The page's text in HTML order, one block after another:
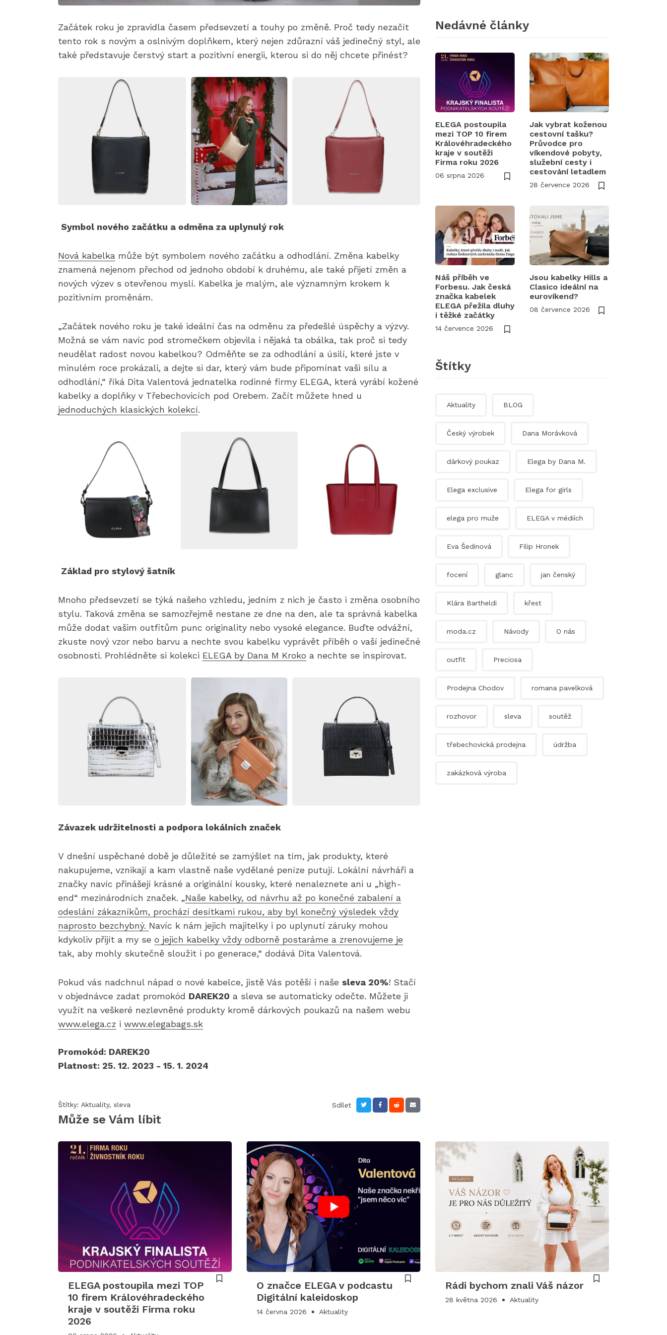
Začátek roku je zpravidla časem předsevzetí a touhy po změně. Proč tedy nezačít
tento rok s novým a oslnivým doplňkem, který nejen zdůrazní váš jedinečný styl, ale
také představuje čerstvý start a pozitivní energii, kterou si do něj chcete přinést?
Symbol nového začátku a odměna za uplynulý rok
Nová kabelka může být symbolem nového začátku a odhodlání. Změna kabelky
znamená nejenom přechod od jednoho období k druhému, ale také přijetí změn a
nových výzev s otevřenou myslí. Kabelka je malým, ale významným krokem k
pozitivním proměnám.
„Začátek nového roku je také ideální čas na odměnu za předešlé úspěchy a výzvy.
Možná se vám navíc pod stromečkem objevila i nějaká ta obálka, tak proč si tedy
neudělat radost novou kabelkou? Odměňte se za odhodlání a úsilí, které jste v
minulém roce prokázali, a dejte si dar, který vám bude připomínat vaši sílu a
odhodlání,“ říká Dita Valentová jednatelka rodinné firmy ELEGA, která vyrábí kožené
kabelky a doplňky v Třebechovicích pod Orebem. Začít můžete hned u
jednoduchých klasických kolekcí.
Základ pro stylový šatník
Mnoho předsevzetí se týká našeho vzhledu, jedním z nich je často i změna osobního
stylu. Taková změna se samozřejmě nestane ze dne na den, ale ta správná kabelka
může dodat vašim outfitům punc originality nebo vysoké elegance. Buďte odvážní,
zkuste nový vzor nebo barvu a nechte svou kabelku vyprávět příběh o vaší jedinečné
osobnosti. Prohlédněte si kolekci ELEGA by Dana M Kroko a nechte se inspirovat.
Závazek udržitelnosti a podpora lokálních značek
V dnešní uspěchané době je důležité se zamýšlet na tím, jak produkty, které
nakupujeme, vznikají a kam vlastně naše vydělané peníze putují. Lokální návrháři a
značky navíc přinášejí krásné a originální kousky, které nenaleznete ani u „high-
end“ mezinárodních značek. „Naše kabelky, od návrhu až po konečné zabalení a
odeslání zákazníkům, prochází desítkami rukou, aby byl konečný výsledek vždy
naprosto bezchybný. Navíc k nám jejich majitelky i po uplynutí záruky mohou
kdykoliv přijít a my se o jejich kabelky vždy odborně postaráme a zrenovujeme je
tak, aby mohly skutečně sloužit i po generace,“ dodává Dita Valentová.
Pokud vás nadchnul nápad o nové kabelce, jistě Vás potěší i naše sleva 20%! Stačí
v objednávce zadat promokód DAREK20 a sleva se automaticky odečte. Můžete ji
využít na veškeré nezlevněné produkty kromě dárkových poukazů na našem webu
www.elega.cz i www.elegabags.sk
Promokód: DAREK20
Platnost: 25. 12. 2023 - 15. 1. 2024
Štítky: Aktuality, sleva Sdílet
Nedávné články
ELEGA postoupila
mezi TOP 10 firem
Královéhradeckého
kraje v soutěži
Firma roku 2026
06 srpna 2026
Jak vybrat koženou
cestovní tašku?
Průvodce pro
víkendové pobyty,
služební cesty i
cestování letadlem
28 července 2026
Náš příběh ve
Forbesu. Jak česká
značka kabelek
ELEGA přežila dluhy
i těžké začátky
14 července 2026
Jsou kabelky Hills a
Clasico ideální na
eurovíkend?
08 července 2026
Štítky
Aktuality BLOG
Český výrobek Dana Morávková
dárkový poukaz Elega by Dana M.
Elega exclusive Elega for girls
elega pro muže ELEGA v médiích
Eva Šedinová Filip Hronek
focení glanc jan čenský
Klára Bartheldi křest
moda.cz Návody O nás
outfit Preciosa
Prodejna Chodov romana pavelková
rozhovor sleva soutěž
třebechovická prodejna údržba
zakázková výroba
Může se Vám líbit
ELEGA postoupila mezi TOP
10 firem Královéhradeckého
kraje v soutěži Firma roku
2026
O značce ELEGA v podcastu
Digitální kaleidoskop
14 června 2026 Aktuality
Rádi bychom znali Váš názor
28 května 2026 Aktuality